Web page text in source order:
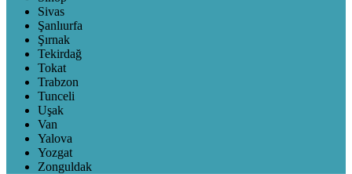
Sivas
Şanlıurfa
Şırnak
Tekirdağ
Tokat
Trabzon
Tunceli
Uşak
Van
Yalova
Yozgat
Zonguldak